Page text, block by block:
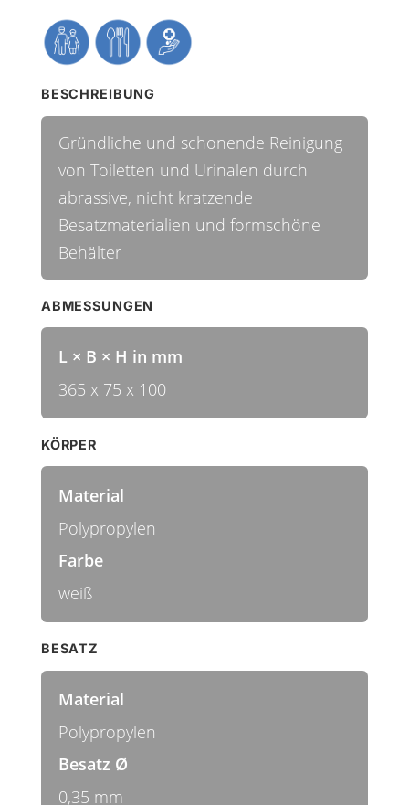
BESCHREIBUNG
Gründliche und schonende Reinigung
von Toiletten und Urinalen durch
abrassive, nicht kratzende
Besatzmaterialien und formschöne
Behälter
ABMESSUNGEN
L × B × H in mm
365 x 75 x 100
KÖRPER
Material
Polypropylen
Farbe
weiß
BESATZ
Material
Polypropylen
Besatz Ø
0,35 mm